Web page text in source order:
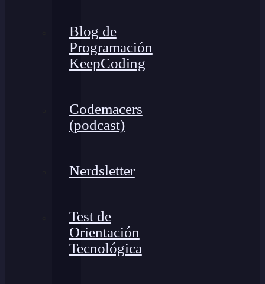
Blog de
Programación
KeepCoding
Codemacers
(podcast)
Nerdsletter
Test de
Orientación
Tecnológica